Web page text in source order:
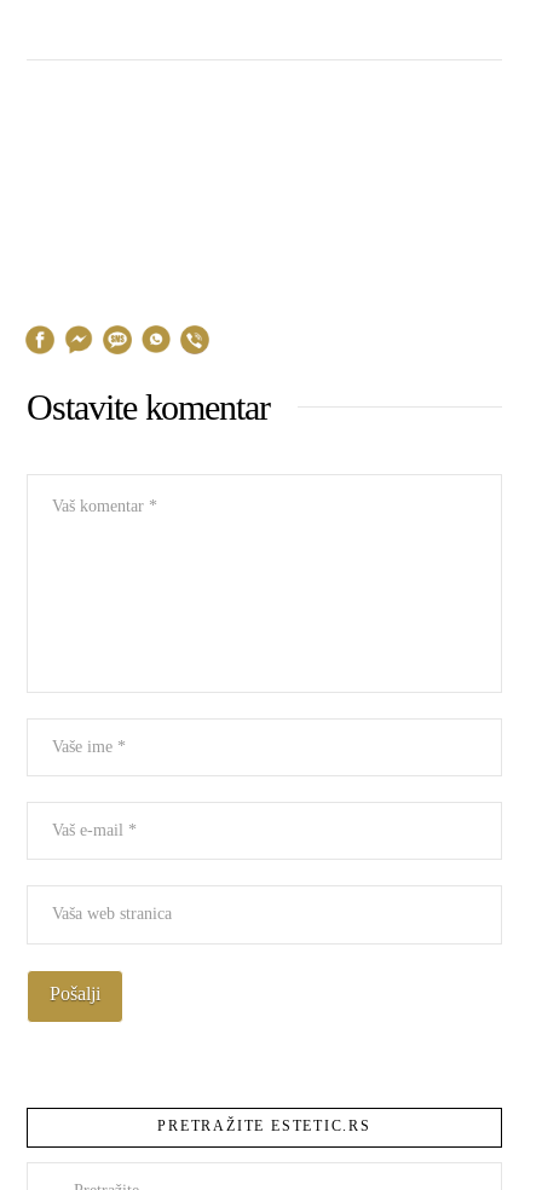
Ostavite komentar
PRETRAŽITE ESTETIC.RS